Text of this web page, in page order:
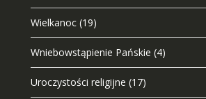
Wielkanoc (19)
Wniebowstąpienie Pańskie (4)
Uroczystości religijne (17)